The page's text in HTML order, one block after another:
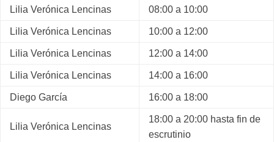
Lilia Verónica Lencinas 08:00 a 10:00
Lilia Verónica Lencinas 10:00 a 12:00
Lilia Verónica Lencinas 12:00 a 14:00
Lilia Verónica Lencinas 14:00 a 16:00
Diego García 16:00 a 18:00
Lilia Verónica Lencinas
18:00 a 20:00 hasta fin de
escrutinio